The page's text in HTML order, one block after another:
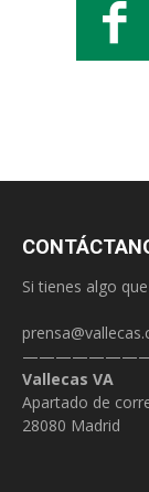
Si tienes algo
Vallecas VA
Apartado de
28080 Madrid